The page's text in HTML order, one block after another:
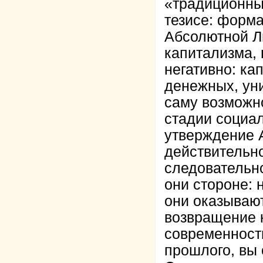
тезисе:
Абсолютной
капитализма,
негативно:
денежных,
саму
стадии
утверждение
они стороне:
они
возвращение
прошлого, вы